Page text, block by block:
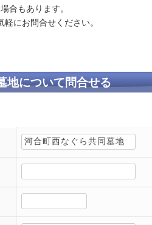
合もあります。
にお問合せください。
地について問合せる